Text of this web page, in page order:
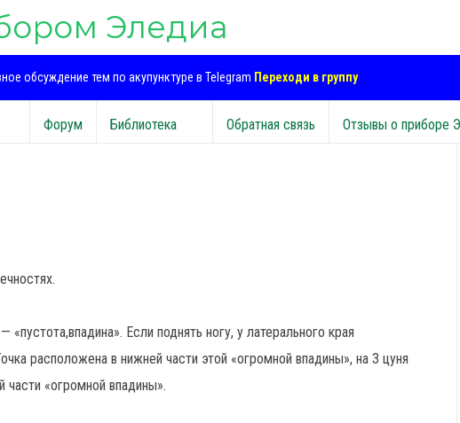
Эледиа
обсуждение тем по акупунктуре в Telegram Переходи в группу
Форум Библиотека Обратная связь Отзывы о приборе
Если поднять ногу, у латерального края
расположена в нижней части этой «огромной впадины», на 3 цуня
«огромной впадины».